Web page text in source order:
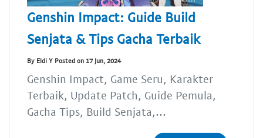
Genshin Impact: Guide Build
Senjata & Tips Gacha Terbaik
By Eldi Y Posted on 17 Jun, 2024
Genshin Impact, Game Seru, Karakter
Terbaik, Update Patch, Guide Pemula,
Gacha Tips, Build Senjata,...